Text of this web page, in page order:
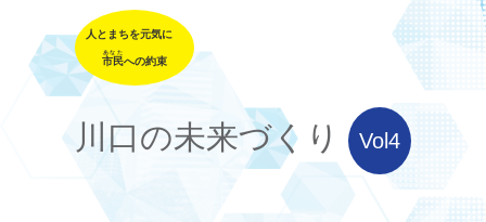
人とまちを元気に
市民
あなた
への約束
川口の未来づくり Vol4